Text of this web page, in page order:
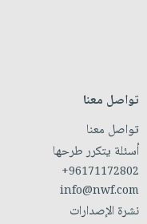
تواصل معنا
تواصل معنا
أسئلة يتكرر طرحها
+96171172802
info@nwf.com
نشرة الإصدارات